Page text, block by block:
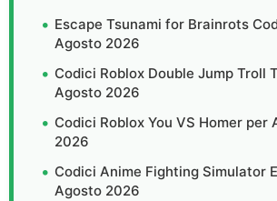
Escape Tsunami for Brainrots
Agosto 2026
Codici Roblox Double Jump Troll
Agosto 2026
Codici Roblox You VS Homer per
2026
Codici Anime Fighting Simulator
Agosto 2026